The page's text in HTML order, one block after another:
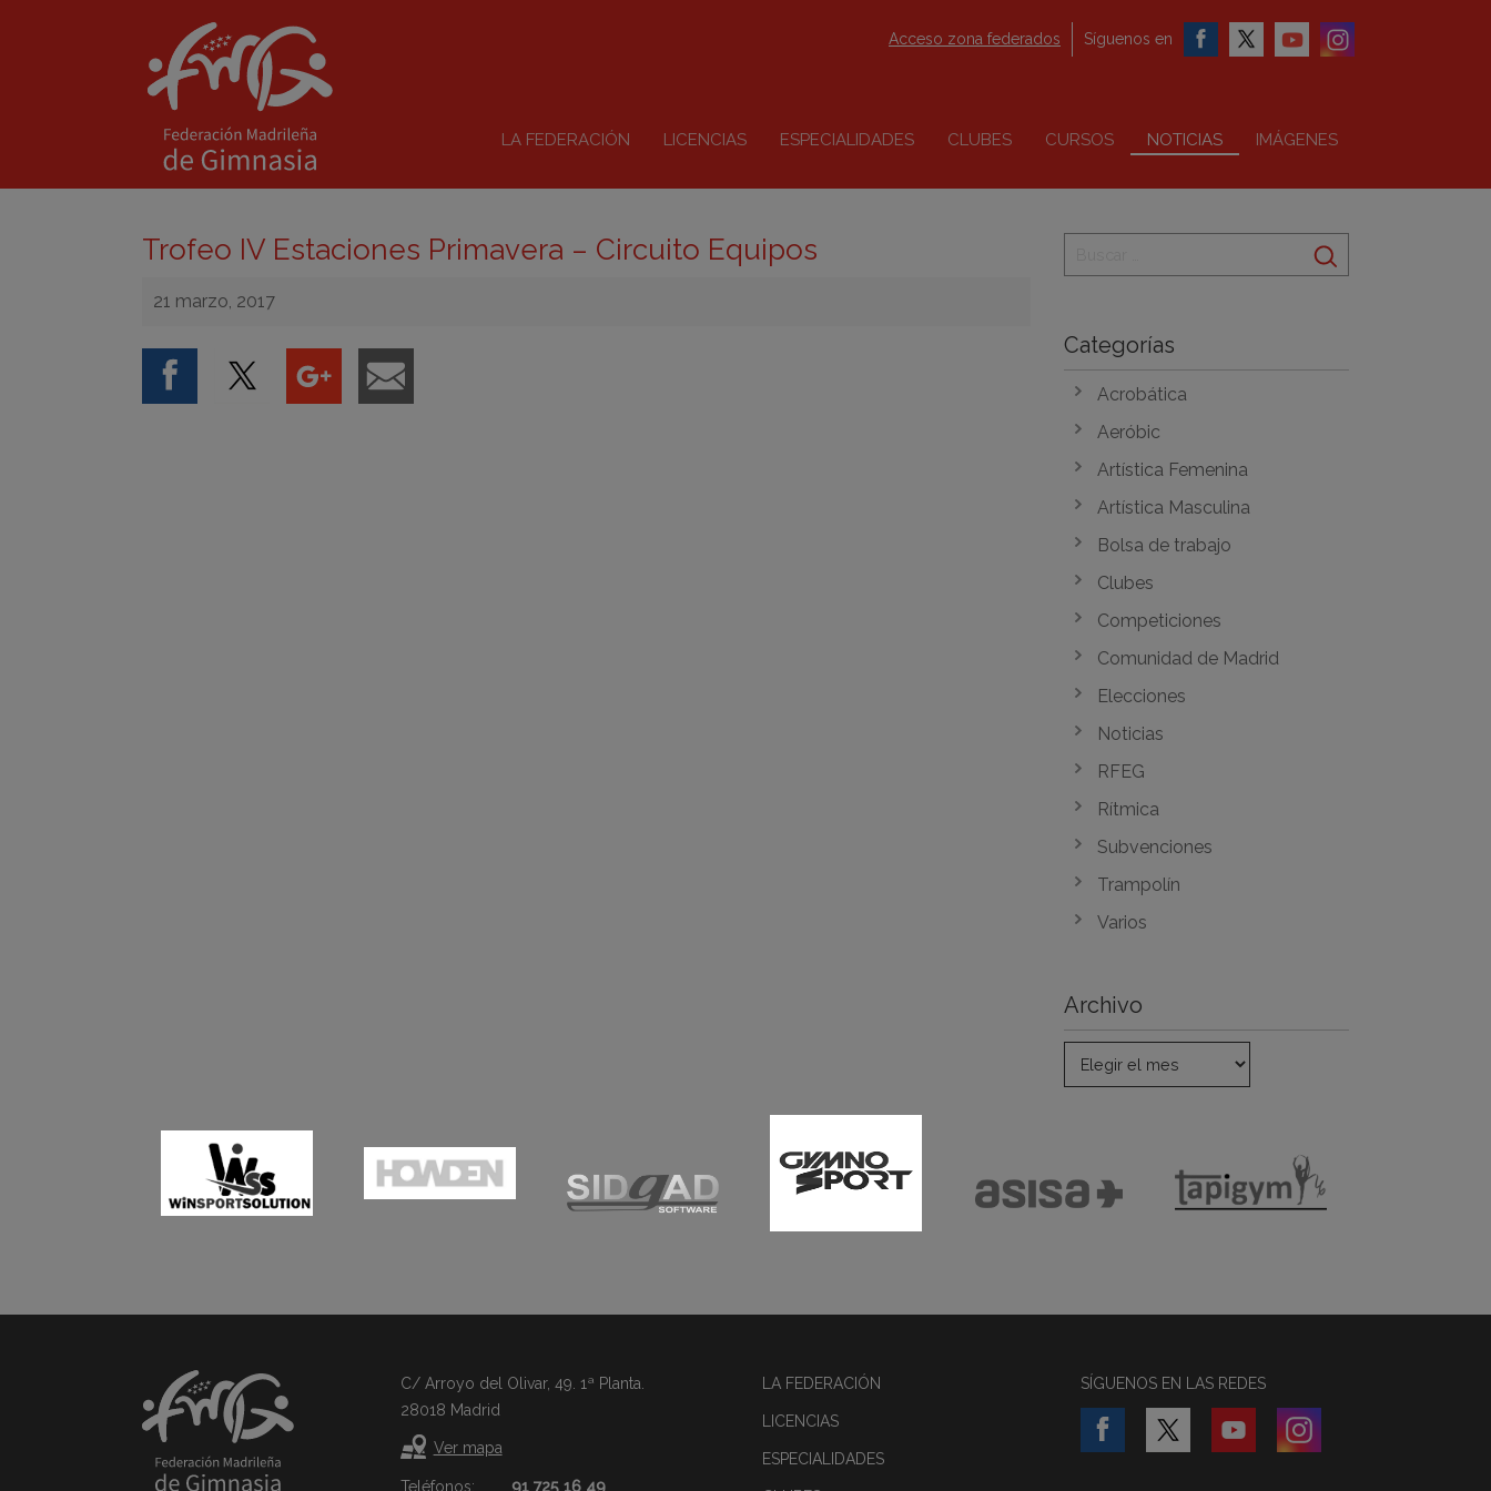
LA FEDERACIÓN LICENCIAS ESPECIALIDADES CLUBES CURSOS NOTICIAS IMÁGENES
Acceso zona federados Síguenos en
Trofeo IV Estaciones Primavera – Circuito Equipos
21 marzo, 2017
Categorías
Acrobática
Aeróbic
Artística Femenina
Artística Masculina
Bolsa de trabajo
Clubes
Competiciones
Comunidad de Madrid
Elecciones
Noticias
RFEG
Rítmica
Subvenciones
Trampolín
Varios
Archivo
C/ Arroyo del Olivar, 49. 1ª Planta.
28018 Madrid
Ver mapa
Teléfonos:
91 725 16 49
LA FEDERACIÓN
LICENCIAS
ESPECIALIDADES
SÍGUENOS EN LAS REDES